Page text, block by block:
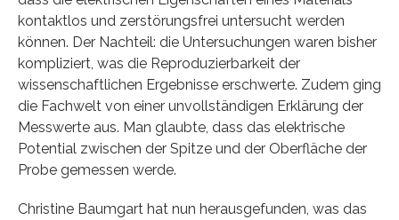
kontaktlos und zerstörungsfrei untersucht werden
können. Der Nachteil: die Untersuchungen waren bisher
kompliziert, was die Reproduzierbarkeit der
wissenschaftlichen Ergebnisse erschwerte. Zudem ging
die Fachwelt von einer unvollständigen Erklärung der
Messwerte aus. Man glaubte, dass das elektrische
Potential zwischen der Spitze und der Oberfläche der
Probe gemessen werde.
Christine Baumgart hat nun herausgefunden, was das